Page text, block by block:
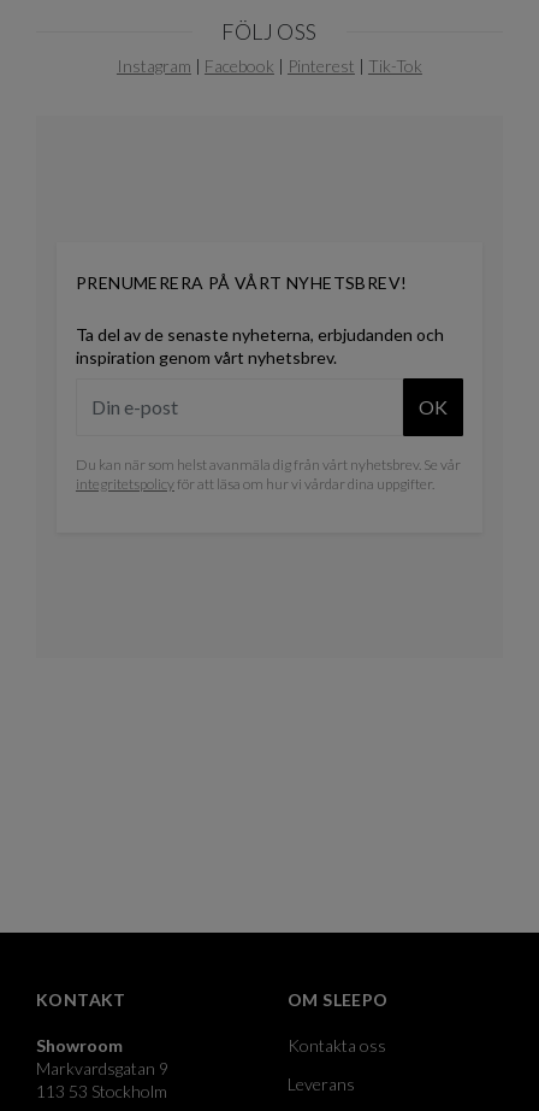
FÖLJ OSS
Instagram | Facebook | Pinterest | Tik-Tok
PRENUMERERA PÅ VÅRT NYHETSBREV!
Ta del av de senaste nyheterna, erbjudanden och
inspiration genom vårt nyhetsbrev.
OK
Du kan när som helst avanmäla dig från vårt nyhetsbrev. Se vår
integritetspolicyför att läsa om hur vi vårdar dina uppgifter.
KONTAKT
Showroom
Markvardsgatan 9
113 53 Stockholm
OM SLEEPO
Kontakta oss
Leverans